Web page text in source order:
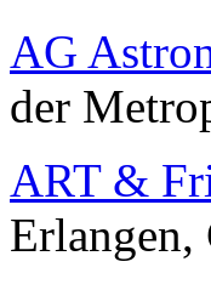
AG
der
ART &
Erlangen,